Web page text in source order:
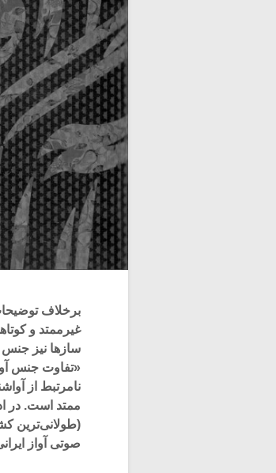
برخلاف
غیرممتد و
سازها نیز جنس
«تفاوت جنس
نامرتبط از
ممتد است. در
صوتی آواز